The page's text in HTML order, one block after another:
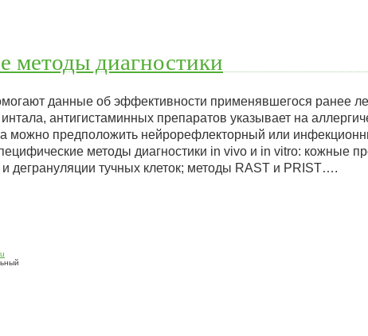
методы диагностики
данные об эффективности применявшегося ранее
антигистаминных препаратов указывает на
можно предположить нейрорефлекторный или
методы диагностики in vivo и in vitro: кожные
дегрануляции тучных клеток; методы RAST и PRIST….